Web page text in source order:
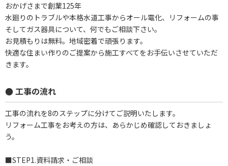
おかげさまで創業125年
水廻りのトラブルや本格水道工事からオール電化、リフォームの事
そしてガス器具について、何でもご相談下さい。
お見積もりは無料。地域密着で頑張ります。
快適な住まい作りのご提案から施工すべてをお手伝いさせていただ
きます。
● 工事の流れ
工事の流れを8のステップに分けてご説明いたします。
リフォーム工事をお考えの方は、あらかじめ確認しておきましょ
う。
■STEP1.資料請求・ご相談